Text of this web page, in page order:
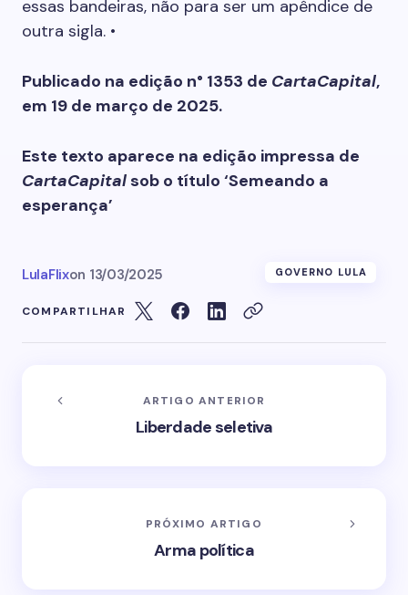
essas bandeiras, não para ser um apêndice de
outra sigla. •
Publicado na edição n° 1353 de CartaCapital,
em 19 de março de 2025.
Este texto aparece na edição impressa de
CartaCapitalsob o título ‘Semeando a
esperança’
LulaFlixon 13/03/2025 GOVERNO LULA
COMPARTILHAR
ARTIGO ANTERIOR
Liberdade seletiva
PRÓXIMO ARTIGO
Arma política